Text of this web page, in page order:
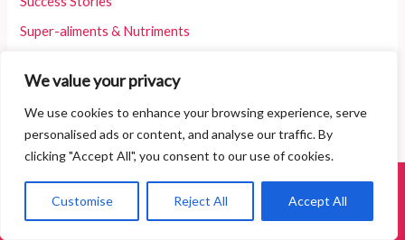
We value your privacy
We use cookies to enhance your browsing experience, serve
personalised ads or content, and analyse our traffic. By
clicking "Accept All", you consent to our use of cookies.
Customise Reject All Accept All
Super-aliments & Nutriments
Yoga & Mobilité